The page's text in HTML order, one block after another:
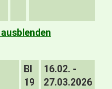
BI
19
16.02. -
27.03.2026